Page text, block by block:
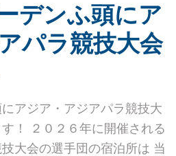
デンふ頭にア
パラ競技大会
アジア・アジアパラ競技大
！ ２０２６年に開催される
大会の選手団の宿泊所は 当